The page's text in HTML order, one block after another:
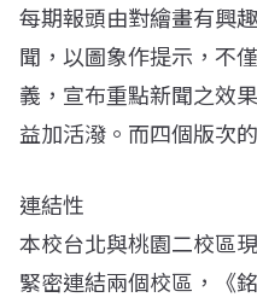
每期報頭由對繪畫有興
聞，以圖象作提示，不
義，宣布重點新聞之效
益加活潑。而四個版次
連結性
本校台北與桃園二校區
緊密連結兩個校區，《